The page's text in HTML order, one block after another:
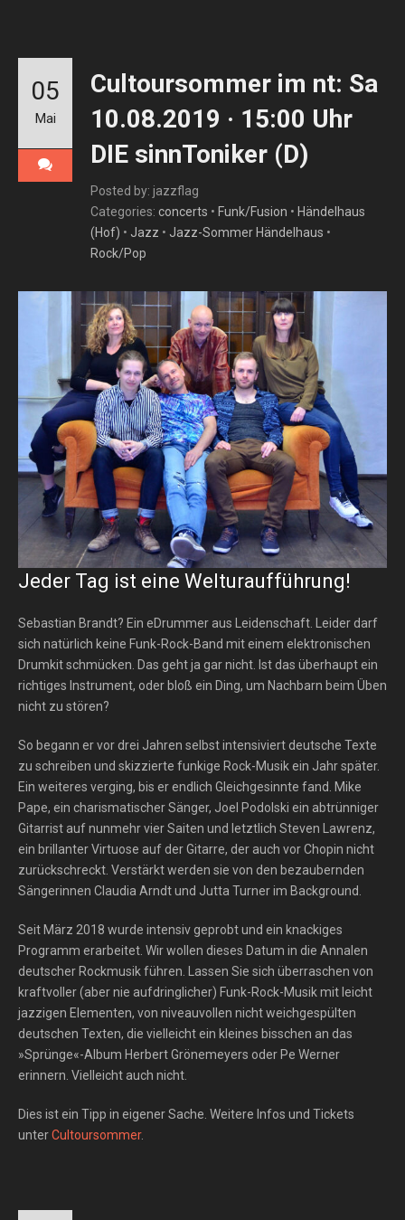
Cultoursommer im nt: Sa
10.08.2019 · 15:00 Uhr
DIE sinnToniker (D)
Posted by: jazzflag
Categories: concerts • Funk/Fusion • Händelhaus
(Hof) • Jazz • Jazz-Sommer Händelhaus •
Rock/Pop
05
Mai
Jeder Tag ist eine Welturaufführung!
Sebastian Brandt? Ein eDrummer aus Leidenschaft. Leider darf
sich natürlich keine Funk-Rock-Band mit einem elektronischen
Drumkit schmücken. Das geht ja gar nicht. Ist das überhaupt ein
richtiges Instrument, oder bloß ein Ding, um Nachbarn beim Üben
nicht zu stören?
So begann er vor drei Jahren selbst intensiviert deutsche Texte
zu schreiben und skizzierte funkige Rock-Musik ein Jahr später.
Ein weiteres verging, bis er endlich Gleichgesinnte fand. Mike
Pape, ein charismatischer Sänger, Joel Podolski ein abtrünniger
Gitarrist auf nunmehr vier Saiten und letztlich Steven Lawrenz,
ein brillanter Virtuose auf der Gitarre, der auch vor Chopin nicht
zurückschreckt. Verstärkt werden sie von den bezaubernden
Sängerinnen Claudia Arndt und Jutta Turner im Background.
Seit März 2018 wurde intensiv geprobt und ein knackiges
Programm erarbeitet. Wir wollen dieses Datum in die Annalen
deutscher Rockmusik führen. Lassen Sie sich überraschen von
kraftvoller (aber nie aufdringlicher) Funk-Rock-Musik mit leicht
jazzigen Elementen, von niveauvollen nicht weichgespülten
deutschen Texten, die vielleicht ein kleines bisschen an das
»Sprünge«-Album Herbert Grönemeyers oder Pe Werner
erinnern. Vielleicht auch nicht.
Dies ist ein Tipp in eigener Sache. Weitere Infos und Tickets
unterCultoursommer.